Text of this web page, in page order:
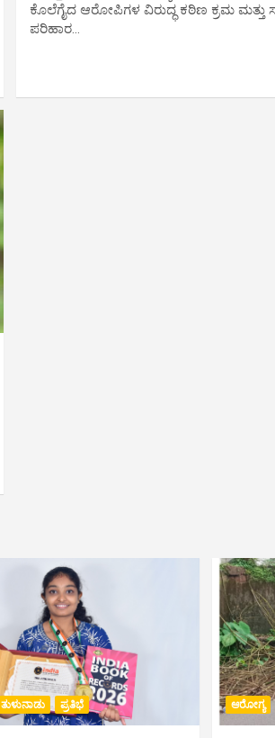
ಕೊಲೆಗೈದ ಆರೋಪಿಗಳ ವಿರುದ್ಧ ಕಠಿಣ ಕ್ರಮ ಮತ್ತು
ಪರಿಹಾರ…
ತುಳುನಾಡು ಪ್ರತಿಭೆ ಆರೋಗ್ಯ